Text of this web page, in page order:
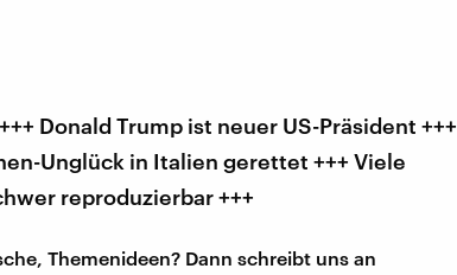
Donald Trump ist neuer US-Präsident +++
Unglück in Italien gerettet +++ Viele
reproduzierbar +++
Themenideen? Dann schreibt uns an